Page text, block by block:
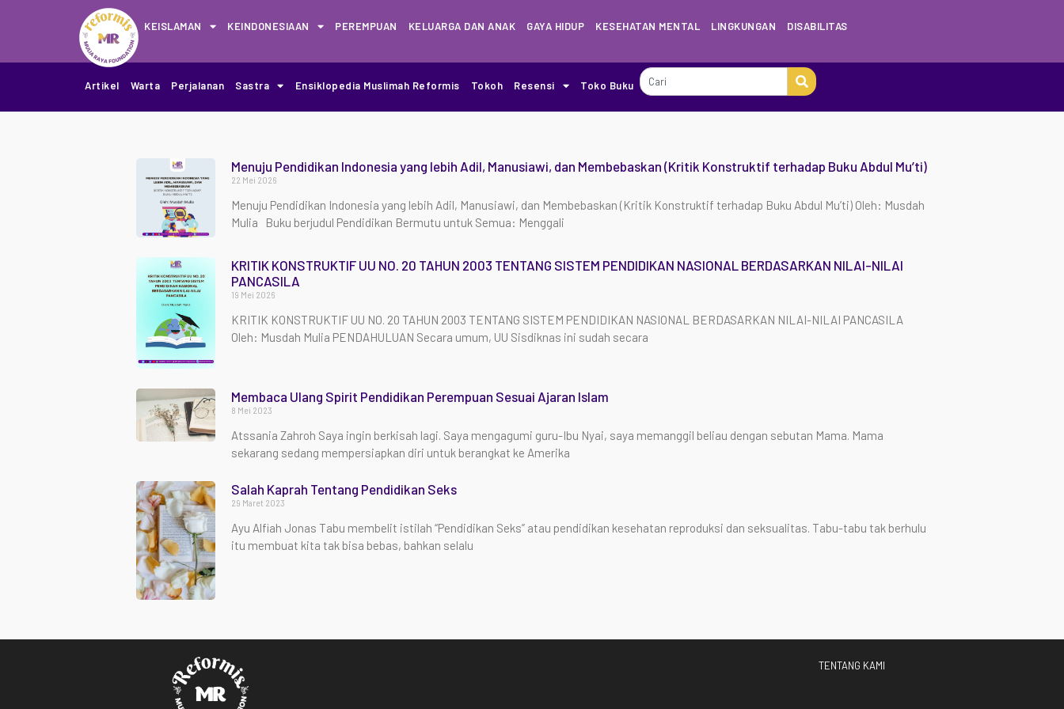
KEISLAMAN KEINDONESIAAN PEREMPUAN KELUARGA DAN ANAK GAYA HIDUP KESEHATAN MENTAL LINGKUNGAN DISABILITAS
Artikel Warta Perjalanan Sastra Ensiklopedia Muslimah Reformis Tokoh Resensi Toko Buku
Menuju Pendidikan Indonesia yang lebih Adil, Manusiawi, dan Membebaskan (Kritik Konstruktif terhadap Buku Abdul Mu’ti)
22 Mei 2026
Menuju Pendidikan Indonesia yang lebih Adil, Manusiawi, dan Membebaskan (Kritik Konstruktif terhadap Buku Abdul Mu’ti) Oleh: Musdah
Mulia Buku berjudul Pendidikan Bermutu untuk Semua: Menggali
KRITIK KONSTRUKTIF UU NO. 20 TAHUN 2003 TENTANG SISTEM PENDIDIKAN NASIONAL BERDASARKAN NILAI-NILAI
PANCASILA
19 Mei 2026
KRITIK KONSTRUKTIF UU NO. 20 TAHUN 2003 TENTANG SISTEM PENDIDIKAN NASIONAL BERDASARKAN NILAI-NILAI PANCASILA
Oleh: Musdah Mulia PENDAHULUAN Secara umum, UU Sisdiknas ini sudah secara
Membaca Ulang Spirit Pendidikan Perempuan Sesuai Ajaran Islam
8 Mei 2023
Atssania Zahroh Saya ingin berkisah lagi. Saya mengagumi guru-Ibu Nyai, saya memanggil beliau dengan sebutan Mama. Mama
sekarang sedang mempersiapkan diri untuk berangkat ke Amerika
Salah Kaprah Tentang Pendidikan Seks
29 Maret 2023
Ayu Alfiah Jonas Tabu membelit istilah “Pendidikan Seks” atau pendidikan kesehatan reproduksi dan seksualitas. Tabu-tabu tak berhulu
itu membuat kita tak bisa bebas, bahkan selalu
TENTANG KAMI